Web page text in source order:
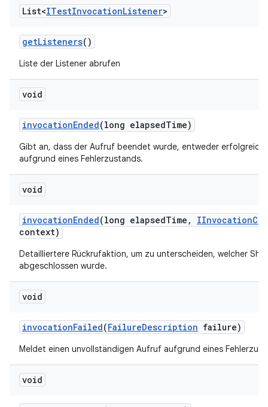
List<ITestInvocationListener>
getListeners()
Liste der Listener abrufen
void
invocationEnded(long elapsedTime)
Gibt an, dass der Aufruf beendet wurde, entweder erfolgreich
aufgrund eines Fehlerzustands.
void
invocationEnded(long elapsedTime , IInvocation
context)
Detailliertere Rückrufaktion, um zu unterscheiden, welcher
abgeschlossen wurde.
void
invocationFailed(FailureDescription failure)
Meldet einen unvollständigen Aufruf aufgrund eines
void